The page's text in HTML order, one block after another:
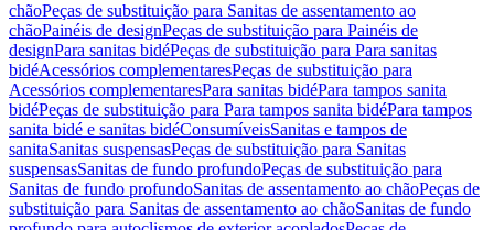
chãoPeças de substituição para Sanitas de assentamento ao
chãoPainéis de designPeças de substituição para Painéis de
designPara sanitas bidéPeças de substituição para Para sanitas
bidéAcessórios complementaresPeças de substituição para
Acessórios complementaresPara sanitas bidéPara tampos sanita
bidéPeças de substituição para Para tampos sanita bidéPara tampos
sanita bidé e sanitas bidéConsumíveisSanitas e tampos de
sanitaSanitas suspensasPeças de substituição para Sanitas
suspensasSanitas de fundo profundoPeças de substituição para
Sanitas de fundo profundoSanitas de assentamento ao chãoPeças de
substituição para Sanitas de assentamento ao chãoSanitas de fundo